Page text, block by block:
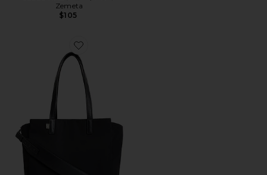
Zemeta
$105
Favorite COMMUTER バッグ